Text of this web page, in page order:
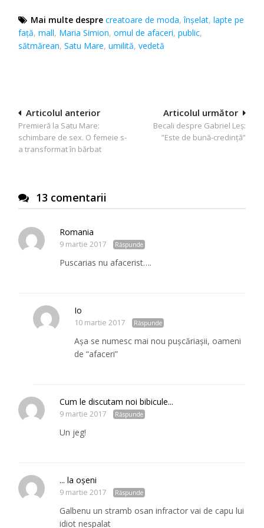
Mai multe despre creatoare de moda,înșelat,lapte pe
față,mall, Maria Simion,omul de afaceri,public,
sătmărean,Satu Mare,umilită,vedetă
Navigare
în
articole
Articolul următor
Becali despre Gabriel Leș:
”Este de bună-credință”
Articolul anterior
Premieră la Satu Mare:
schimbare de sex. O femeie s-
a transformat în bărbat
13 comentarii
Romania
9 martie 2017 Răspunde
Puscarias nu afacerist….
Io
10 martie 2017 Răspunde
Așa se numesc mai nou pușcăriașii, oameni
de “afaceri”
Cum le discutam noi bibicule...
9 martie 2017 Răspunde
Un jeg!
... la oşeni
9 martie 2017 Răspunde
Galbenu un stramb osan infractor vai de capu lui
idiot nespalat